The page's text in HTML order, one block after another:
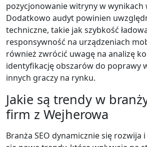
pozycjonowanie witryny w wynikach
Dodatkowo audyt powinien
techniczne, takie jak szybkość
responsywność na urządzeniach
również zwrócić uwagę na analizę
identyfikację obszarów do poprawy
innych graczy na rynku.
Jakie są trendy w
firm z Wejherowa
Branża SEO dynamicznie się rozwija